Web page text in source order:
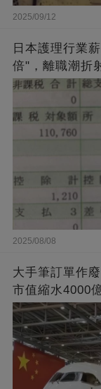
2025/09/12
日本護理行業
倍"，離職潮折
2025/08/08
大手筆訂單作
市值縮水4000